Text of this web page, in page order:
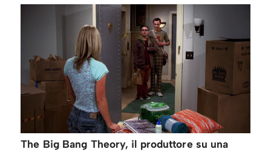
The Big Bang Theory, il produttore su una